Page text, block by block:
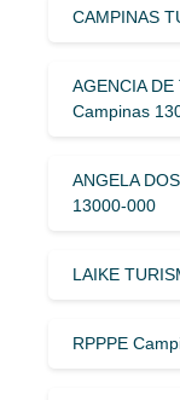
CAMPINAS
AGENCIA
Campinas
ANGELA
13000-000
LAIKE
RPPPE